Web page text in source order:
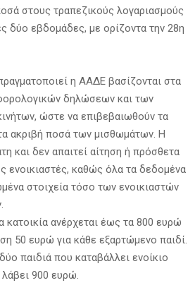
στους τραπεζικούς λογαριασμούς
δύο εβδομάδες, με ορίζοντα την 28η
η ΑΑΔΕ βασίζονται στα
δηλώσεων και των
ώστε να επιβεβαιωθούν τα
ακριβή ποσά των μισθωμάτων. Η
και δεν απαιτεί αίτηση ή πρόσθετα
ενοικιαστές, καθώς όλα τα δεδομένα
στοιχεία τόσο των ενοικιαστών
κατοικία ανέρχεται έως τα 800 ευρώ
50 ευρώ για κάθε εξαρτώμενο παιδί.
παιδιά που καταβάλλει ενοίκιο
900 ευρώ.